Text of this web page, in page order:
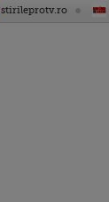
stirileprotv.ro